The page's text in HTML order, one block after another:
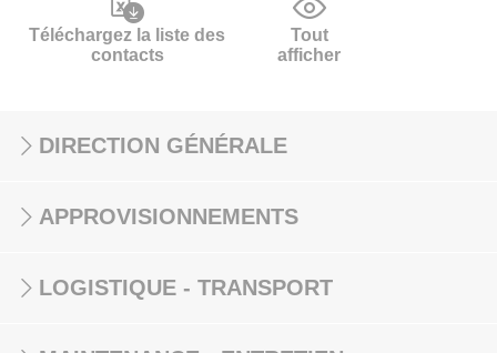
Téléchargez la liste des
contacts
Tout
afficher
DIRECTION GÉNÉRALE
APPROVISIONNEMENTS
LOGISTIQUE - TRANSPORT